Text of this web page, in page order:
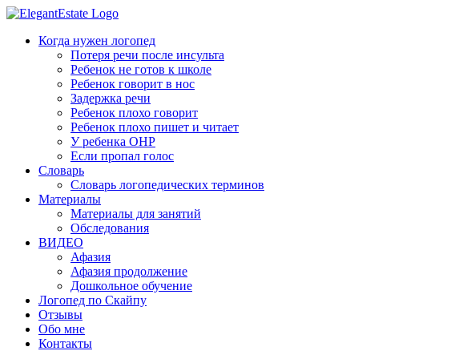
Когда нужен логопед
Потеря речи после инсульта
Ребенок не готов к школе
Ребенок говорит в нос
Задержка речи
Ребенок плохо говорит
Ребенок плохо пишет и читает
У ребенка ОНР
Если пропал голос
Словарь
Словарь логопедических терминов
Материалы
Материалы для занятий
Обследования
ВИДЕО
Афазия
Афазия продолжение
Дошкольное обучение
Логопед по Скайпу
Отзывы
Обо мне
Контакты